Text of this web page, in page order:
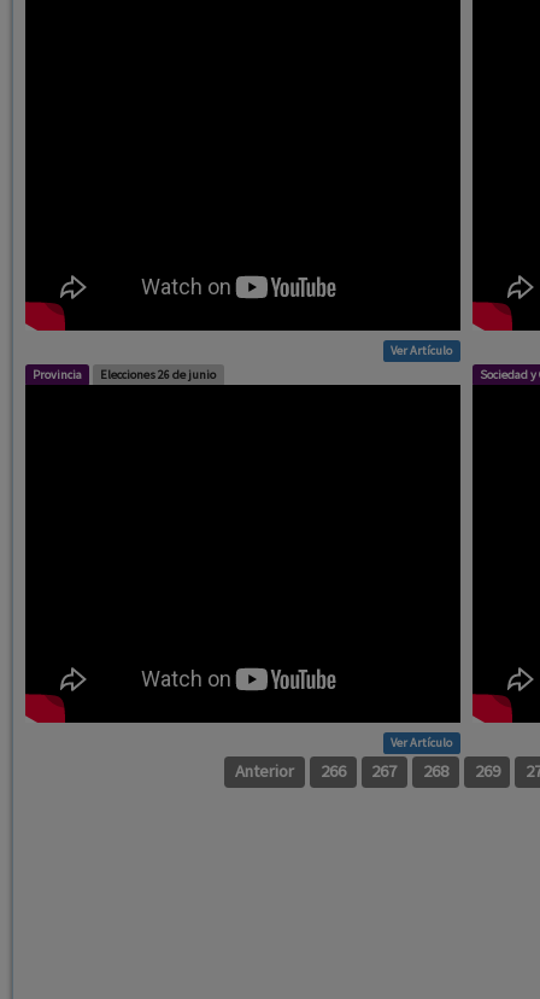
Ver Artículo
Provincia
Elecciones 26 de junio
Ver Artículo
Sociedad
Anterior 266 267 268 269